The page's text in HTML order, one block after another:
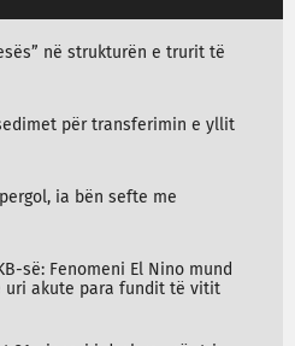
në strukturën e trurit të
për transferimin e yllit
ia bën sefte me
së: Fenomeni El Nino mund
uri akute para fundit të vitit